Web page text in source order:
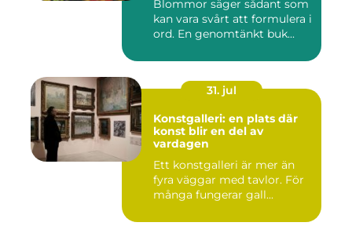
Blommor säger sådant som
kan vara svårt att formulera i
ord. En genomtänkt buk...
31. jul
Konstgalleri: en plats där
konst blir en del av
vardagen
Ett konstgalleri är mer än
fyra väggar med tavlor. För
många fungerar gall...